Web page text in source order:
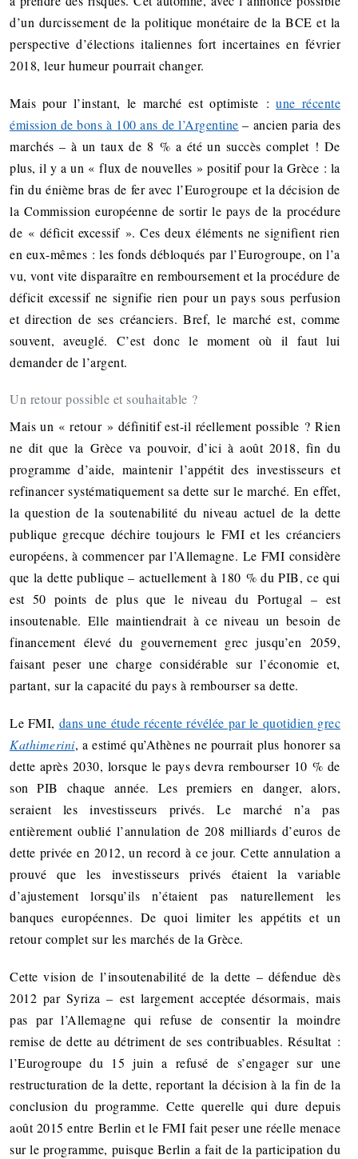
d’un durcissement de la politique monétaire de la BCE et la
perspective d’élections italiennes fort incertaines en février
2018, leur humeur pourrait changer.
Mais pour l’instant, le marché est optimiste :une récente
émission de bons à 100 ans de l’Argentine – ancien paria des
marchés – à un taux de 8 % a été un succès complet ! De
plus, il y a un « flux de nouvelles » positif pour la Grèce : la
fin du énième bras de fer avec l’Eurogroupe et la décision de
la Commission européenne de sortir le pays de la procédure
de « déficit excessif ». Ces deux éléments ne signifient rien
en eux-mêmes : les fonds débloqués par l’Eurogroupe, on l’a
vu, vont vite disparaître en remboursement et la procédure de
déficit excessif ne signifie rien pour un pays sous perfusion
et direction de ses créanciers. Bref, le marché est, comme
souvent, aveuglé. C’est donc le moment où il faut lui
demander de l’argent.
Un retour possible et souhaitable ?
Mais un « retour » définitif est-il réellement possible ? Rien
ne dit que la Grèce va pouvoir, d’ici à août 2018, fin du
programme d’aide, maintenir l’appétit des investisseurs et
refinancer systématiquement sa dette sur le marché. En effet,
la question de la soutenabilité du niveau actuel de la dette
publique grecque déchire toujours le FMI et les créanciers
européens, à commencer par l’Allemagne. Le FMI considère
que la dette publique – actuellement à 180 % du PIB, ce qui
est 50 points de plus que le niveau du Portugal – est
insoutenable. Elle maintiendrait à ce niveau un besoin de
financement élevé du gouvernement grec jusqu’en 2059,
faisant peser une charge considérable sur l’économie et,
partant, sur la capacité du pays à rembourser sa dette.
Le FMI, dans une étude récente révélée par le quotidien grec
Kathimerini, a estimé qu’Athènes ne pourrait plus honorer sa
dette après 2030, lorsque le pays devra rembourser 10 % de
son PIB chaque année. Les premiers en danger, alors,
seraient les investisseurs privés. Le marché n’a pas
entièrement oublié l’annulation de 208 milliards d’euros de
dette privée en 2012, un record à ce jour. Cette annulation a
prouvé que les investisseurs privés étaient la variable
d’ajustement lorsqu’ils n’étaient pas naturellement les
banques européennes. De quoi limiter les appétits et un
retour complet sur les marchés de la Grèce.
Cette vision de l’insoutenabilité de la dette – défendue dès
2012 par Syriza – est largement acceptée désormais, mais
pas par l’Allemagne qui refuse de consentir la moindre
remise de dette au détriment de ses contribuables. Résultat :
l’Eurogroupe du 15 juin a refusé de s’engager sur une
restructuration de la dette, reportant la décision à la fin de la
conclusion du programme. Cette querelle qui dure depuis
août 2015 entre Berlin et le FMI fait peser une réelle menace
sur le programme, puisque Berlin a fait de la participation du